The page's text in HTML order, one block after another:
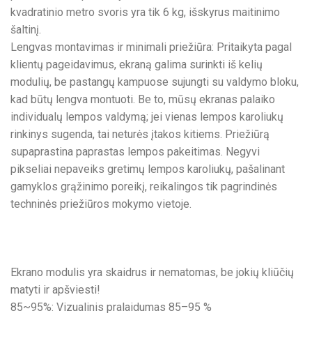
kvadratinio metro svoris yra tik 6 kg, išskyrus maitinimo
šaltinį.
Lengvas montavimas ir minimali priežiūra: Pritaikyta pagal
klientų pageidavimus, ekraną galima surinkti iš kelių
modulių, be pastangų kampuose sujungti su valdymo bloku,
kad būtų lengva montuoti. Be to, mūsų ekranas palaiko
individualų lempos valdymą; jei vienas lempos karoliukų
rinkinys sugenda, tai neturės įtakos kitiems. Priežiūrą
supaprastina paprastas lempos pakeitimas. Negyvi
pikseliai nepaveiks gretimų lempos karoliukų, pašalinant
gamyklos grąžinimo poreikį, reikalingos tik pagrindinės
techninės priežiūros mokymo vietoje.
Ekrano modulis yra skaidrus ir nematomas, be jokių kliūčių
matyti ir apšviesti!
85~95%: Vizualinis pralaidumas 85–95 %